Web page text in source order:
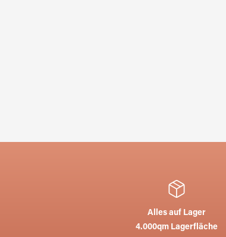
Alles auf Lager
4.000qm Lagerfläche